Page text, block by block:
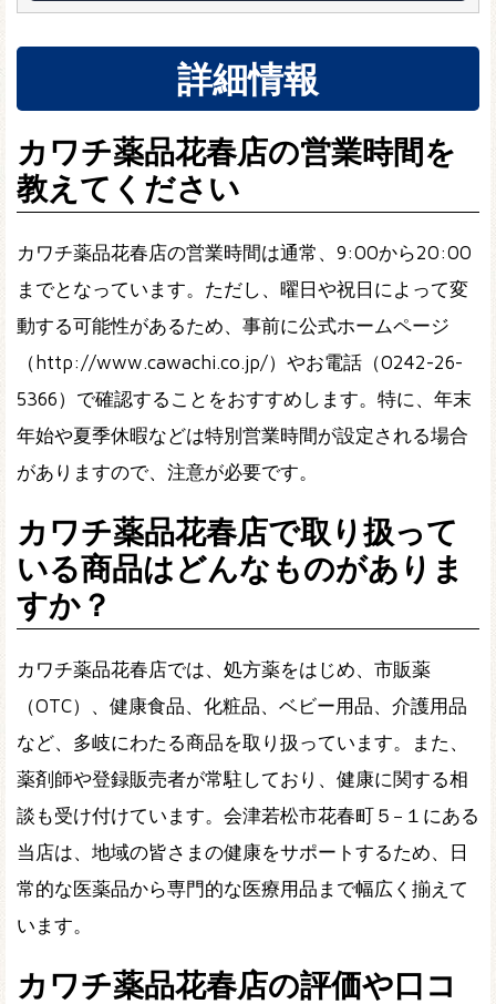
詳細情報
カワチ薬品花春店の営業時間を
教えてください
カワチ薬品花春店の営業時間は通常、9:00から20:00
までとなっています。ただし、曜日や祝日によって変
動する可能性があるため、事前に公式ホームページ
（http://www.cawachi.co.jp/）やお電話（0242-26-
5366）で確認することをおすすめします。特に、年末
年始や夏季休暇などは特別営業時間が設定される場合
がありますので、注意が必要です。
カワチ薬品花春店で取り扱って
いる商品はどんなものがありま
すか？
カワチ薬品花春店では、処方薬をはじめ、市販薬
（OTC）、健康食品、化粧品、ベビー用品、介護用品
など、多岐にわたる商品を取り扱っています。また、
薬剤師や登録販売者が常駐しており、健康に関する相
談も受け付けています。会津若松市花春町５−１にある
当店は、地域の皆さまの健康をサポートするため、日
常的な医薬品から専門的な医療用品まで幅広く揃えて
います。
カワチ薬品花春店の評価や口コ